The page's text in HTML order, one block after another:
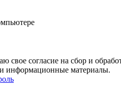
свое согласие на сбор и
информационные материалы.